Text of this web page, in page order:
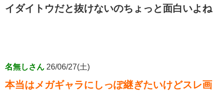
イダイトウだと抜けないのちょっと面白いよね
名無しさん 26/06/27(土)
本当はメガギャラにしっぽ継ぎたいけどスレ画